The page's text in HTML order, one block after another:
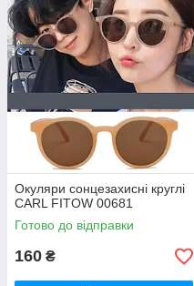
Окуляри сонцезахисні круглі
CARL FITOW 00681
Готово до відправки
160 ₴